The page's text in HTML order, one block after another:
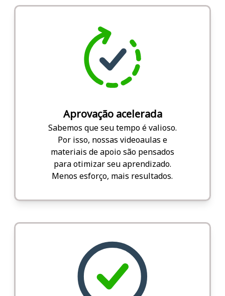
Aprovação acelerada
Sabemos que seu tempo é valioso.
Por isso, nossas videoaulas e
materiais de apoio são pensados
para otimizar seu aprendizado.
Menos esforço, mais resultados.